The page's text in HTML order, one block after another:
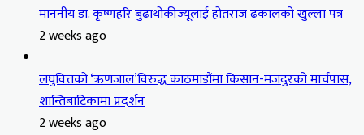
माननीय डा. कृष्णहरि बुढाथोकीज्यूलाई होतराज ढकालको खुल्ला पत्र
2 weeks ago
लघुवित्तको ‘ऋणजाल’विरुद्ध काठमाडौंमा किसान-मजदुरको मार्चपास,
शान्तिबाटिकामा प्रदर्शन
2 weeks ago